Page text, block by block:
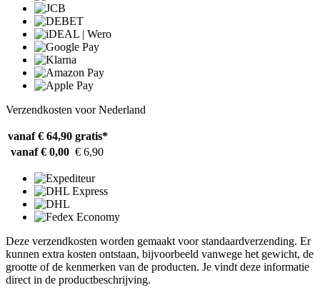
Verzendkosten voor Nederland
vanaf € 64,90 gratis*
vanaf € 0,00 € 6,90
Deze verzendkosten worden gemaakt voor standaardverzending. Er
kunnen extra kosten ontstaan, bijvoorbeeld vanwege het gewicht, de
grootte of de kenmerken van de producten. Je vindt deze informatie
direct in de productbeschrijving.